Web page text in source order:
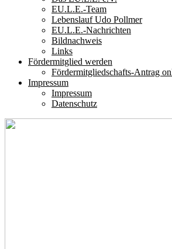
EU.L.E.-Team
Lebenslauf Udo Pollmer
EU.L.E.-Nachrichten
Bildnachweis
Links
Fördermitglied werden
Fördermitgliedschafts-Antrag
Impressum
Impressum
Datenschutz